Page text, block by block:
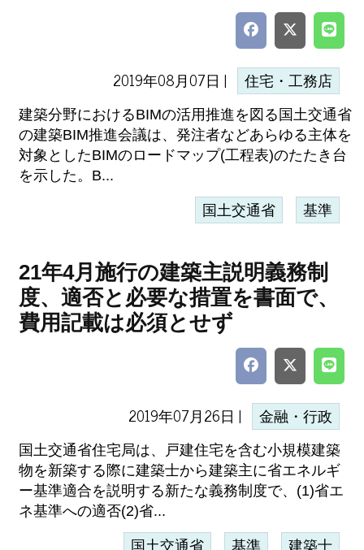
2019年08月07日 | 住宅・工務店
建築分野におけるBIMの活用推進を図る国土交通省
の建築BIM推進会議は、発注者などあらゆる主体を
対象としたBIMのロードマップ(工程表)のたたき台
を示した。B...
国土交通省 基準
21年4月施行の建築主説明義務制
度、適否と必要な措置を書面で、
費用記載は必須とせず
2019年07月26日 | 金融・行政
国土交通省住宅局は、戸建住宅を含む小規模建築
物を新築する際に建築士から建築主に省エネルギ
ー基準適合を説明する新たな義務制度で、(1)省エ
ネ基準への適否(2)省...
国土交通省 基準 建築士